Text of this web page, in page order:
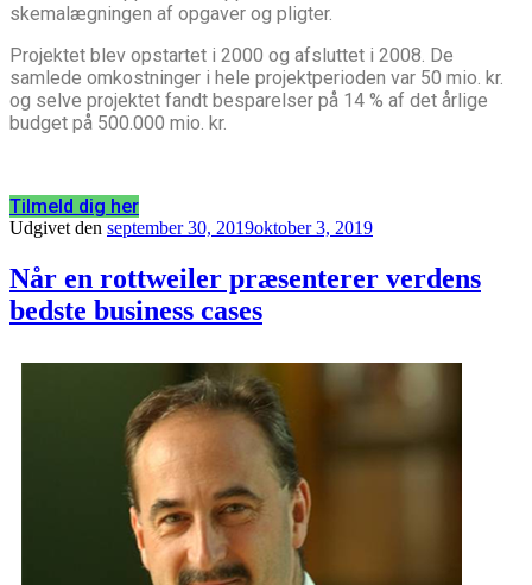
skemalægningen af opgaver og pligter.
Projektet blev opstartet i 2000 og afsluttet i 2008. De
samlede omkostninger i hele projektperioden var 50 mio. kr.
og selve projektet fandt besparelser på 14 % af det årlige
budget på 500.000 mio. kr.
Tilmeld dig her
Udgivet den september 30, 2019oktober 3, 2019
Når en rottweiler præsenterer verdens
bedste business cases